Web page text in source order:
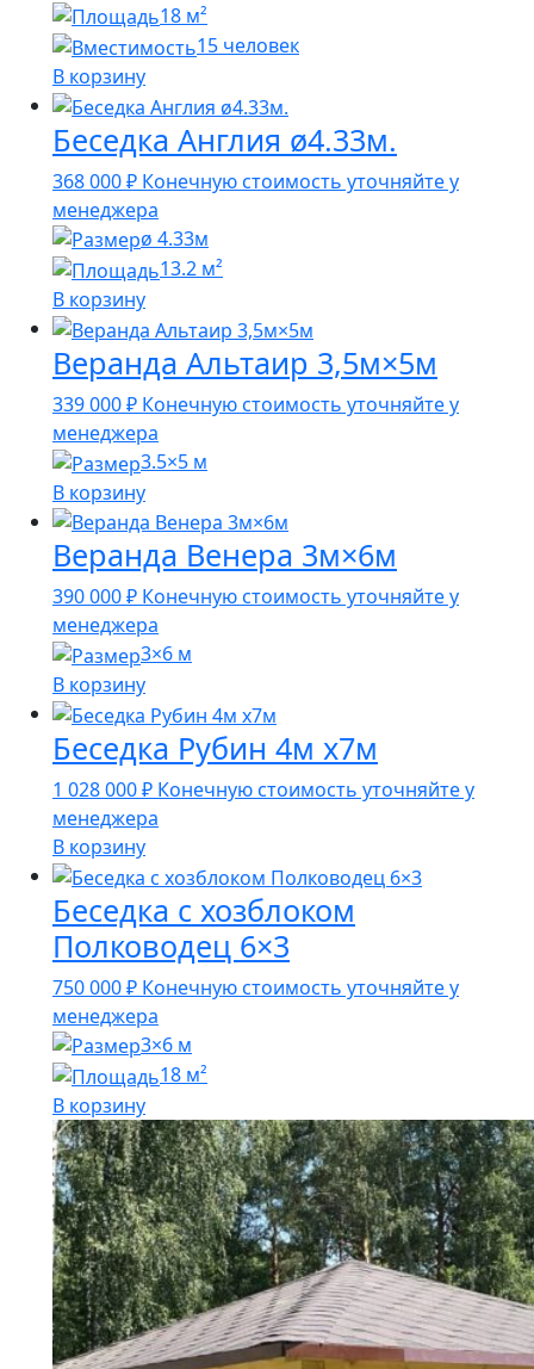
18 м²
15 человек
В корзину
Беседка Англия ø4.33м.
368 000₽ Конечную стоимость уточняйте у
менеджера
ø 4.33м
13.2 м²
В корзину
Веранда Альтаир 3,5м×5м
339 000₽ Конечную стоимость уточняйте у
менеджера
3.5×5 м
В корзину
Веранда Венера 3м×6м
390 000₽ Конечную стоимость уточняйте у
менеджера
3×6 м
В корзину
Беседка Рубин 4м х7м
1 028 000₽ Конечную стоимость уточняйте у
менеджера
В корзину
Беседка с хозблоком
Полководец 6×3
750 000₽ Конечную стоимость уточняйте у
менеджера
3×6 м
18 м²
В корзину